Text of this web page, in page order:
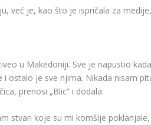
već je, kao što je ispričala za
u Makedoniji. Sve je napustio
ostalo je sve njima. Nikada nisam
prenosi „Blic“ i dodala:
stvari koje su mi komšije